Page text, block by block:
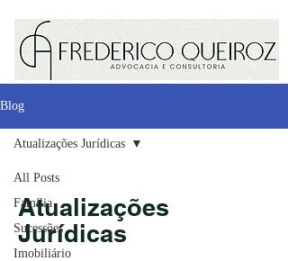
Blog
All Posts
Família
Sucessões
Imobiliário
Atualizações Jurídicas
Atualizações
Jurídicas